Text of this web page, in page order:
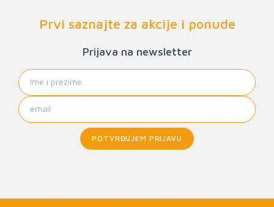
Prvi saznajte za akcije i ponude
Prijava na newsletter
POTVRĐUJEM PRIJAVU